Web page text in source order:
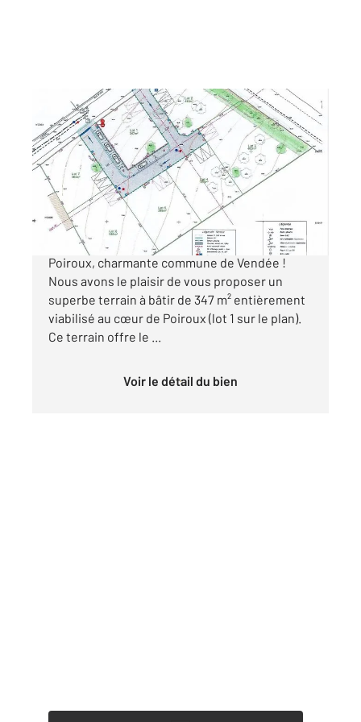
POIROUX 85
347 m2
Ref : 2435
Terrain à vendre
60 000 €
Découvrez une opportunité exceptionnelle à
Poiroux, charmante commune de Vendée !
Nous avons le plaisir de vous proposer un
superbe terrain à bâtir de 347 m² entièrement
viabilisé au cœur de Poiroux (lot 1 sur le plan).
Ce terrain offre le ...
Voir le détail du bien